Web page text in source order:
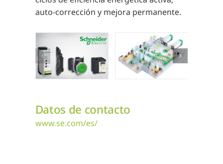
auto-corrección y mejora permanente.
Datos de contacto
www.se.com/es/